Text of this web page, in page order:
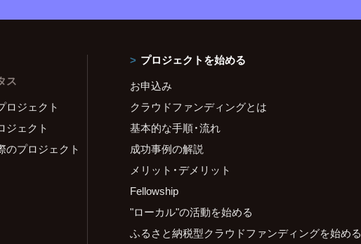
ス
ロジェクト
ジェクト
のプロジェクト
プロジェクトを始める
お申込み
クラウドファンディングとは
基本的な手順・流れ
成功事例の解説
メリット・デメリット
Fellowship
"ローカル"の活動を始める
ふるさと納税型クラウドファンディングを始める